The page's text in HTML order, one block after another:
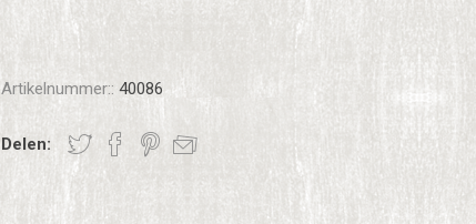
Artikelnummer:: 40086
Delen: